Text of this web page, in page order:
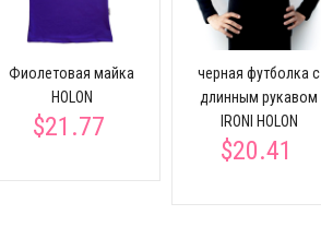
Фиолетовая майка
HOLON
$21.77
черная футболка с
длинным рукавом
IRONI HOLON
$20.41